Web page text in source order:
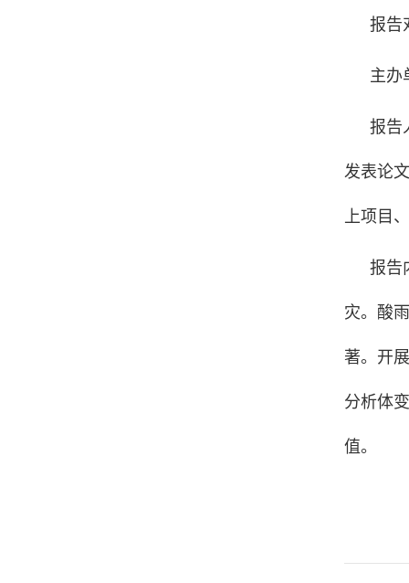
报告
主办
报告
发表论
上项目
报告
灾。酸
著。开
分析体
值。